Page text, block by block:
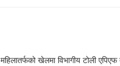
खेलमा विभागीय टोली